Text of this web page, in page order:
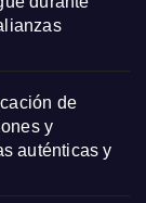
de
y
auténticas y